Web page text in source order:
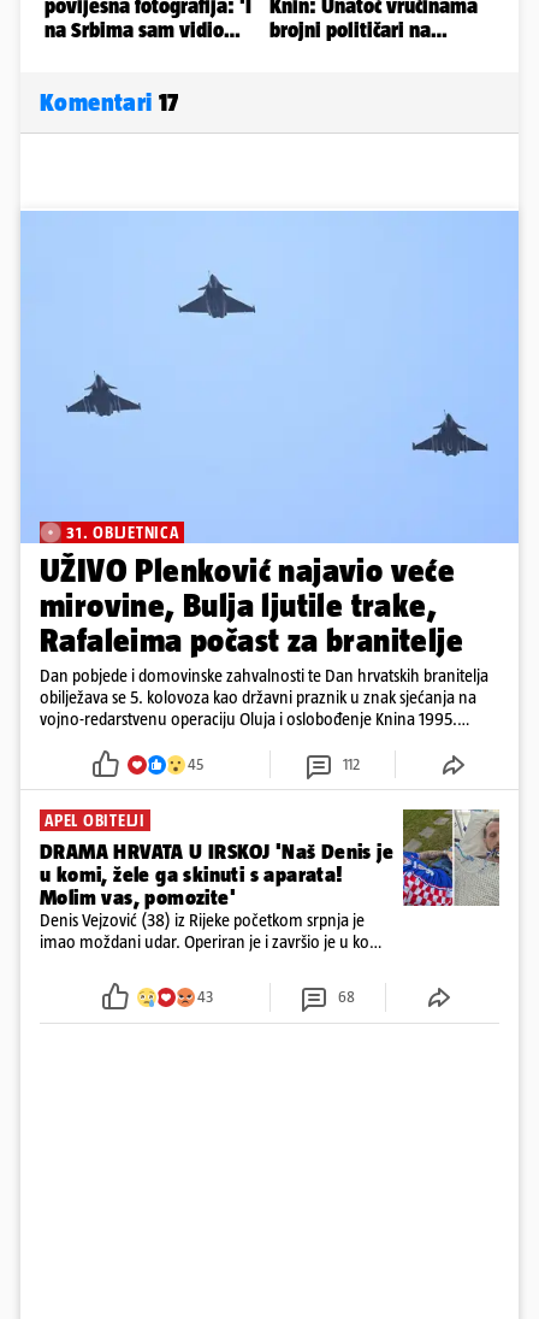
Komentari 17
31. OBLJETNICA
UŽIVO Plenković najavio veće
mirovine, Bulja ljutile trake,
Rafaleima počast za branitelje
Dan pobjede i domovinske zahvalnosti te Dan hrvatskih branitelja
obilježava se 5. kolovoza kao državni praznik u znak sjećanja na
vojno-redarstvenu operaciju Oluja i oslobođenje Knina 1995.
45 112
APEL OBITELJI
DRAMA HRVATA U IRSKOJ 'Naš Denis je
u komi, žele ga skinuti s aparata!
Molim vas, pomozite'
Denis Vejzović (38) iz Rijeke početkom srpnja je
imao moždani udar. Operiran je i završio je u komi.
tamošnji liječnici ne vjeruju u oporavak: 'Imamo
43 68